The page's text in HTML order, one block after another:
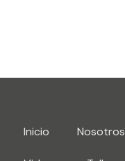
Inicio Nosotros